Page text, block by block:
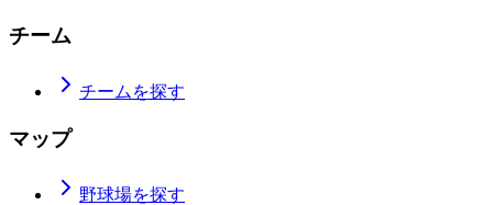
チーム
チームを探す
マップ
野球場を探す